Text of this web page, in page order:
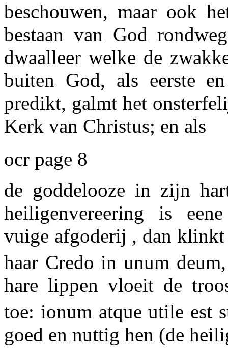
beschouwen, maar ook
bestaan van God
dwaalleer welke de
buiten God, als eerste
predikt, galmt het
Kerk van Christus; en als
ocr page 8
de goddelooze in zijn
heiligenvereering is
vuige afgoderij , dan
haar Credo in unum deum,
hare lippen vloeit de
toe: ionum atque utile est
goed en nuttig hen (de